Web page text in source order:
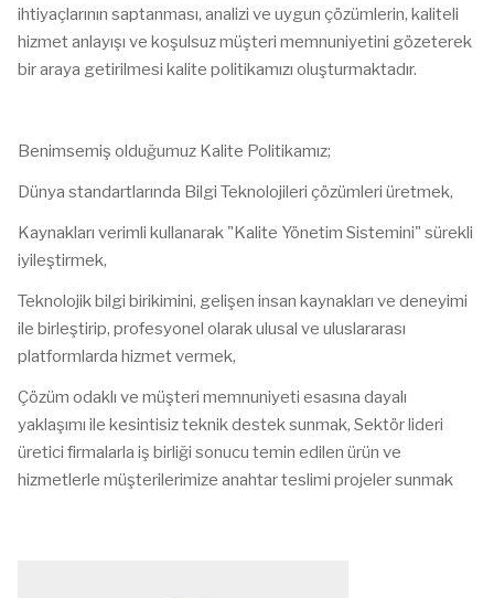
ihtiyaçlarının saptanması, analizi ve uygun çözümlerin, kaliteli
hizmet anlayışı ve koşulsuz müşteri memnuniyetini gözeterek
bir araya getirilmesi kalite politikamızı oluşturmaktadır.
Benimsemiş olduğumuz Kalite Politikamız;
Dünya standartlarında Bilgi Teknolojileri çözümleri üretmek,
Kaynakları verimli kullanarak "Kalite Yönetim Sistemini" sürekli
iyileştirmek,
Teknolojik bilgi birikimini, gelişen insan kaynakları ve deneyimi
ile birleştirip, profesyonel olarak ulusal ve uluslararası
platformlarda hizmet vermek,
Çözüm odaklı ve müşteri memnuniyeti esasına dayalı
yaklaşımı ile kesintisiz teknik destek sunmak, Sektör lideri
üretici firmalarla iş birliği sonucu temin edilen ürün ve
hizmetlerle müşterilerimize anahtar teslimi projeler sunmak